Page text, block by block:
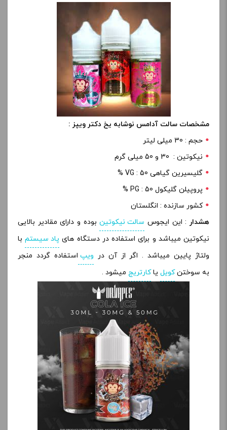
مشخصات سالت آدامس نوشابه یخ دکتر ویپز :
حجم : 30 میلی لیتر
نیکوتین : 30 و 50 میلی گرم
گلیسیرین گیاهی VG : 50 %
پروپیلن گلیکول PG : 50 %
کشور سازنده : انگلستان
هشدار : این ایجوس سالت نیکوتینبوده و دارای مقادیر بالایی
نیکوتین میباشد و برای استفاده در دستگاه های پاد سیستمبا
ولتاژ پایین میباشد . اگر از آن در ویپ استفاده گردد منجر
به سوختنکویل یاکارتریج میشود .